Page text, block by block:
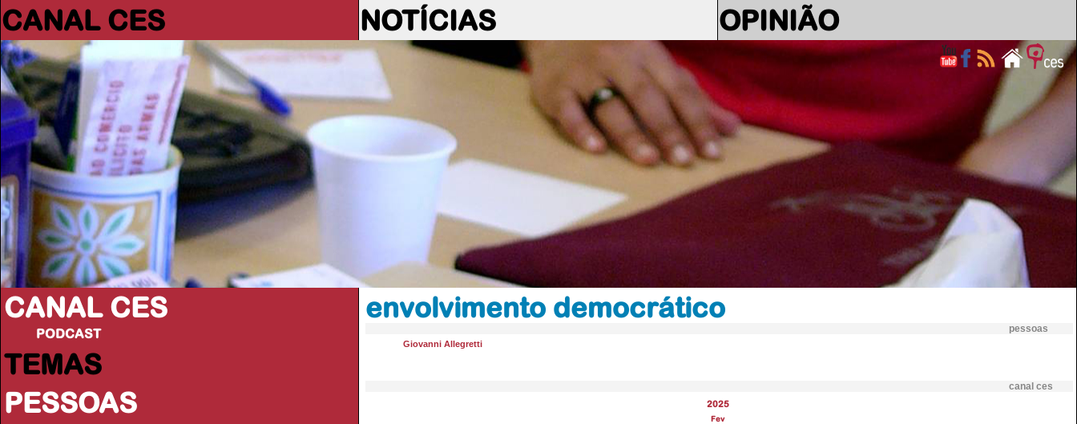
CANAL CES NOTÍCIAS OPINIÃO
CANAL CES
PODCAST
TEMAS
PESSOAS
envolvimento democrático
pessoas
Giovanni Allegretti
canal ces
2025
Fev